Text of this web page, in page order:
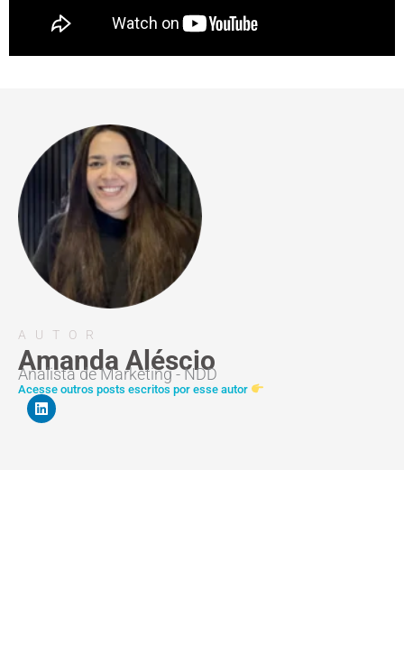
AUTOR
Amanda Aléscio
Analista de Marketing - NDD
Acesse outros posts escritos por esse autor
L
i
n